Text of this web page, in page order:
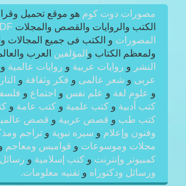
مصورات دوت كوم هو موقع تحميل
الكتب والروايات والقصص والمجلات
المصورات و الكتب فى جميع المجالات
ولمعظم الكتاب و المؤلفين العرب
النشر و روايات عربية و روايات عالمية و
عربى و شعر عالمى و فكر وثقافة و
و علوم لغة و علم نفس و اجتماع و
كتب أدبية و كتب علمية و كتب عامة و
كتب طب و قصص عربية و قصص
وفنون وإعلام و سيره نبوية و تراجم
مجلات وموسوعات و قواميس ومعاجم
كمبيوتر وإنترنت و كتب إسلامية و
ورسائل ودكتوراه و تقنيه معلومات.